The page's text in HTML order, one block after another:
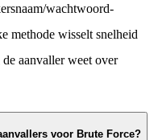
wachtwoord-
methode wisselt snelheid
aanvaller weet over
voor Brute Force?